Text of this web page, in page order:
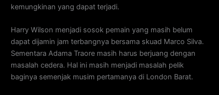
kemungkinan yang dapat terjadi.
Harry Wilson menjadi sosok pemain yang masih belum
dapat dijamin jam terbangnya bersama skuad Marco Silva.
Sementara Adama Traore masih harus berjuang dengan
masalah cedera. Hal ini masih menjadi masalah pelik
baginya semenjak musim pertamanya di London Barat.